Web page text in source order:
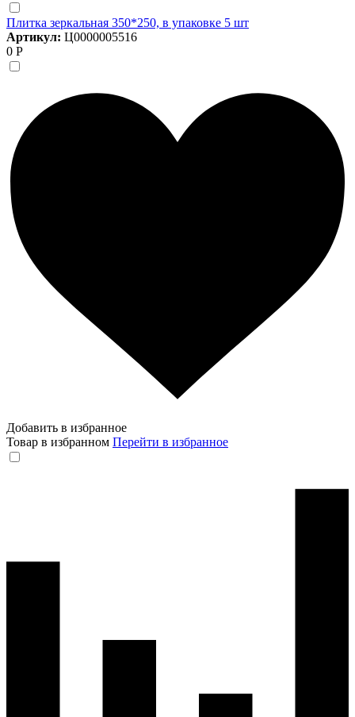
Плитка зеркальная 350*250, в упаковке 5 шт
Артикул: Ц0000005516
0 Р
Добавить в избранное
Товар в избранном Перейти в избранное